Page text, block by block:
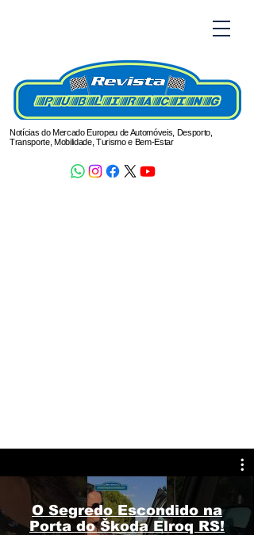
Notícias do Mercado Europeu de Automóveis, Desporto,
Transporte, Mobilidade, Turismo e Bem-Estar
O Segredo Escondido na
Porta do Škoda Elroq RS!